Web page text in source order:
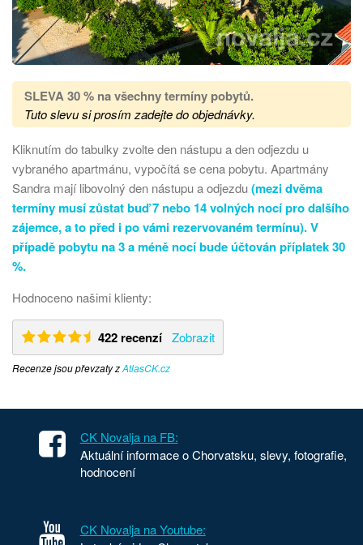
SLEVA 30 % na všechny termíny pobytů.
Tuto slevu si prosím zadejte do objednávky.
Kliknutím do tabulky zvolte den nástupu a den odjezdu u
vybraného apartmánu, vypočítá se cena pobytu. Apartmány
Sandra mají libovolný den nástupu a odjezdu(mezi dvěma
termíny musí zůstat buď 7 nebo 14 volných nocí pro dalšího
zájemce, a to před i po vámi rezervovaném termínu).V
případě pobytu na 3 a méně nocí bude účtován příplatek 30
%.
Hodnoceno našimi klienty:
422 recenzí Zobrazit
Recenze jsou převzaty zAtlasCK.cz
CK Novalja na FB:
Aktuální informace o Chorvatsku, slevy, fotografie,
hodnocení
CK Novalja na Youtube: